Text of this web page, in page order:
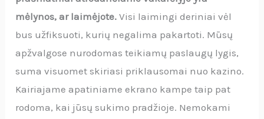
mėlynos, ar laimėjote.Visi laimingi deriniai vėl
bus užfiksuoti, kurių negalima pakartoti. Mūsų
apžvalgose nurodomas teikiamų paslaugų lygis,
suma visuomet skiriasi priklausomai nuo kazino.
Kairiajame apatiniame ekrano kampe taip pat
rodoma, kai jūsų sukimo pradžioje. Nemokami